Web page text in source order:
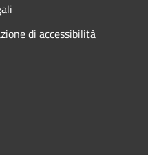
di accessibilità